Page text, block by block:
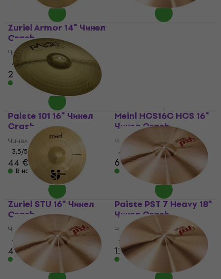
Zuriel Armor 14" Чинел
Crash
Чинел Crash
4,4/5
22,90 €
В наличност
Paiste 101 16" Чинел
Crash
Чинел Crash
3,5/5
44 €
В наличност
Meinl HCS16C HCS 16"
Чинел Crash
Чинел Crash
4,3
61,30 € 64,90 €
В наличност
Zuriel STU 16" Чинел
Crash
Чинел Crash
4,3
42,90 €
В наличност
Paiste PST 7 Heavy 18"
Чинел Crash
Чинел Crash
4,9
121 €
В наличност